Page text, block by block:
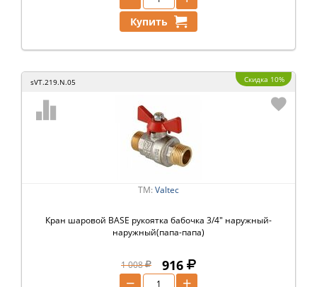
Купить
sVT.219.N.05 Скидка 10%
ТМ: Valtec
Кран шаровой BASE рукоятка бабочка 3/4" наружный-
наружный(папа-папа)
1 008 916
+
−